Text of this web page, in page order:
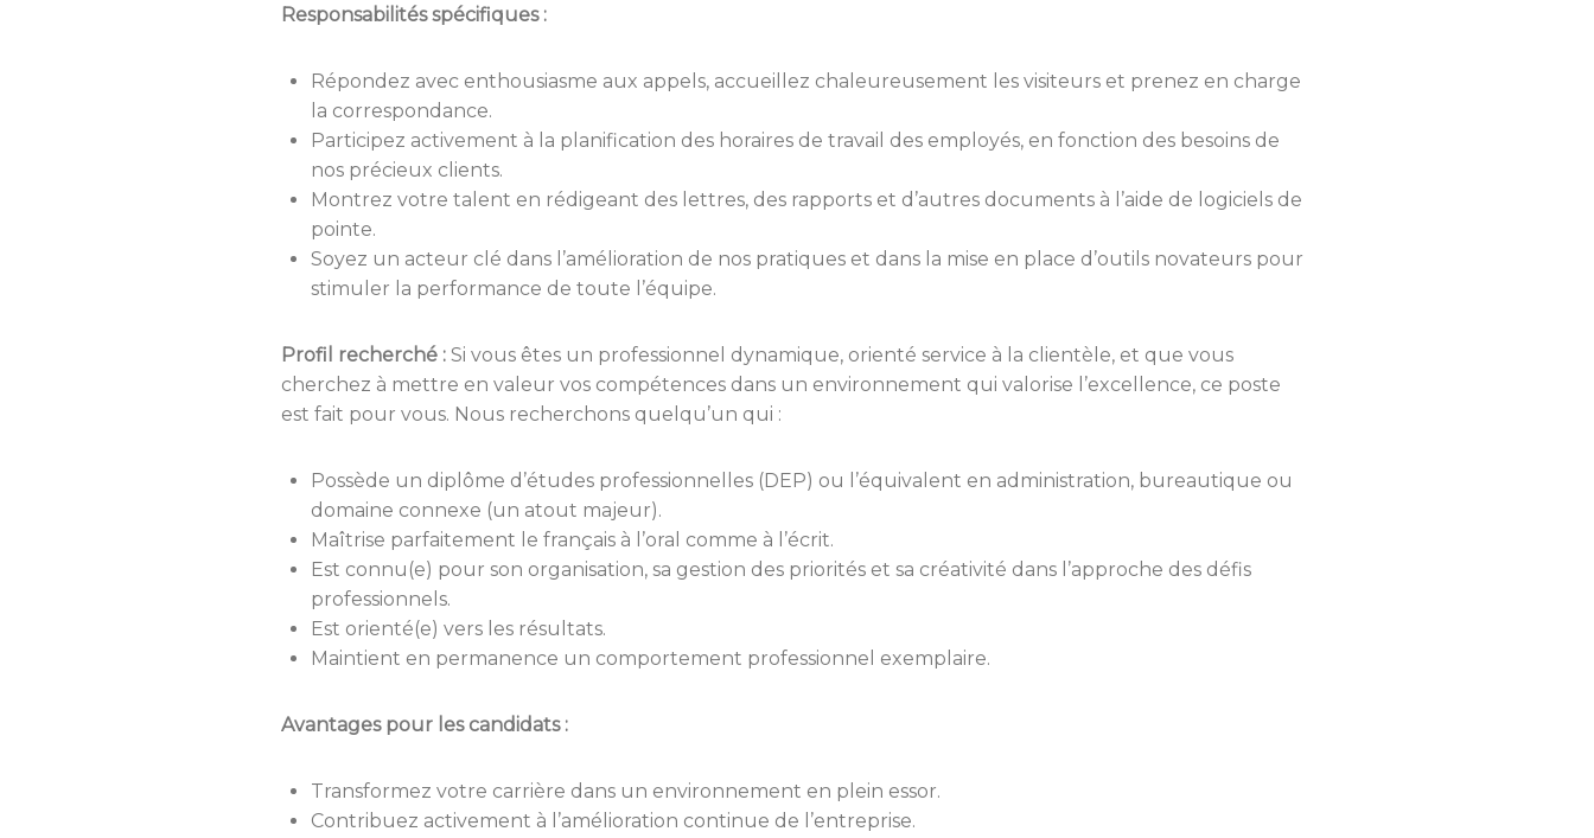
Responsabilités spécifiques :
Répondez avec enthousiasme aux appels, accueillez chaleureusement les visiteurs et prenez en charge
la correspondance.
Participez activement à la planification des horaires de travail des employés, en fonction des besoins de
nos précieux clients.
Montrez votre talent en rédigeant des lettres, des rapports et d’autres documents à l’aide de logiciels de
pointe.
Soyez un acteur clé dans l’amélioration de nos pratiques et dans la mise en place d’outils novateurs pour
stimuler la performance de toute l’équipe.
Profil recherché : Si vous êtes un professionnel dynamique, orienté service à la clientèle, et que vous
cherchez à mettre en valeur vos compétences dans un environnement qui valorise l’excellence, ce poste
est fait pour vous. Nous recherchons quelqu’un qui :
Possède un diplôme d’études professionnelles (DEP) ou l’équivalent en administration, bureautique ou
domaine connexe (un atout majeur).
Maîtrise parfaitement le français à l’oral comme à l’écrit.
Est connu(e) pour son organisation, sa gestion des priorités et sa créativité dans l’approche des défis
professionnels.
Est orienté(e) vers les résultats.
Maintient en permanence un comportement professionnel exemplaire.
Avantages pour les candidats :
Transformez votre carrière dans un environnement en plein essor.
Contribuez activement à l’amélioration continue de l’entreprise.